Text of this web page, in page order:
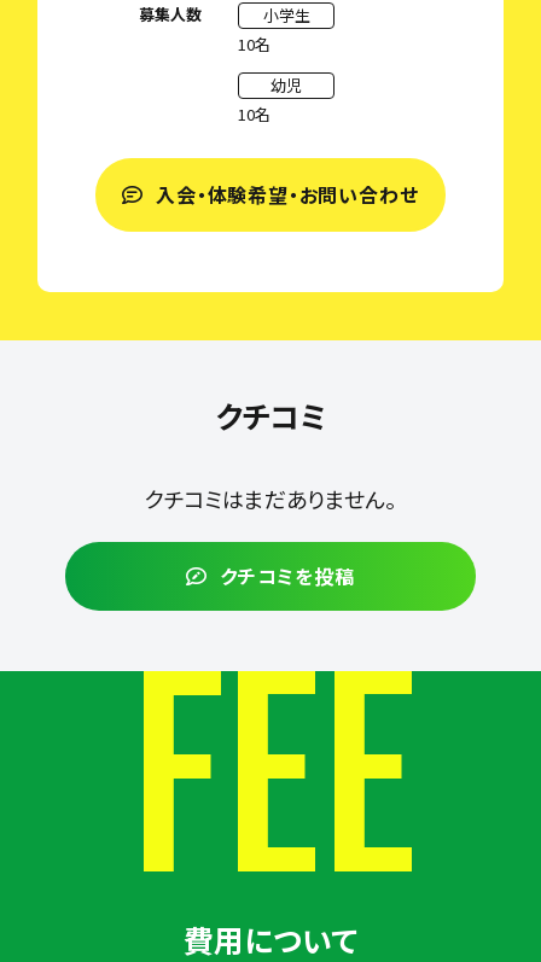
募集人数
小学生
10名
幼児
10名
入会・体験希望・お問い合わせ
クチコミ
クチコミはまだありません。
クチコミを投稿
FEE
費用について